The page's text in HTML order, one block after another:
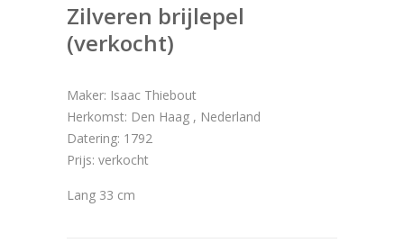
Zilveren brijlepel
(verkocht)
Maker: Isaac Thiebout
Herkomst: Den Haag , Nederland
Datering: 1792
Prijs: verkocht
Lang 33 cm